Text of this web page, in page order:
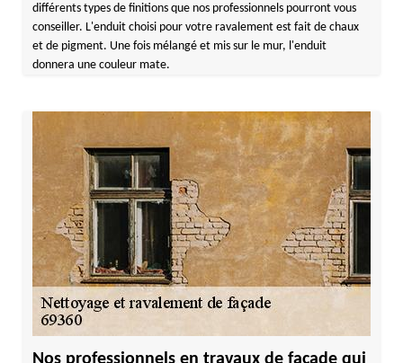
différents types de finitions que nos professionnels pourront vous
conseiller. L'enduit choisi pour votre ravalement est fait de chaux
et de pigment. Une fois mélangé et mis sur le mur, l'enduit
donnera une couleur mate.
Nos professionnels en travaux de façade qui